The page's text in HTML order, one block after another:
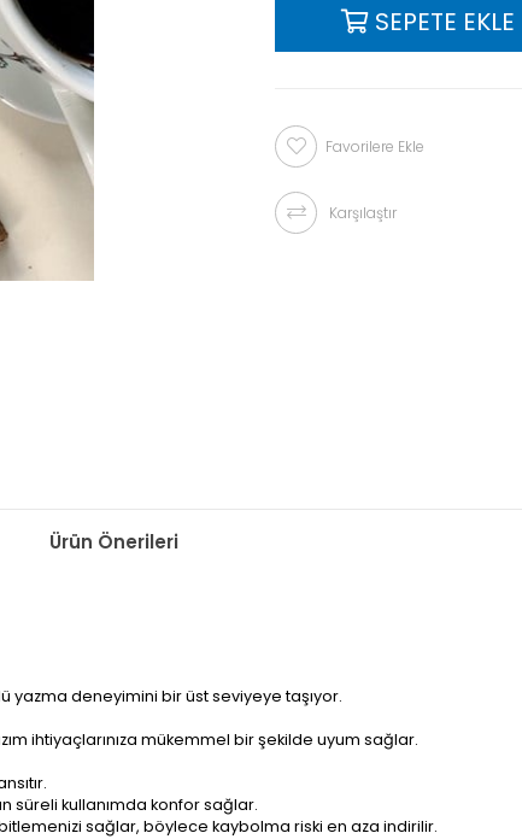
Favorilere Ekle
Karşılaştır
Ürün Önerileri
yazma deneyimini bir üst seviyeye taşıyor.
ihtiyaçlarınıza mükemmel bir şekilde uyum sağlar.
süreli kullanımda konfor sağlar.
sağlar, böylece kaybolma riski en aza indirilir.